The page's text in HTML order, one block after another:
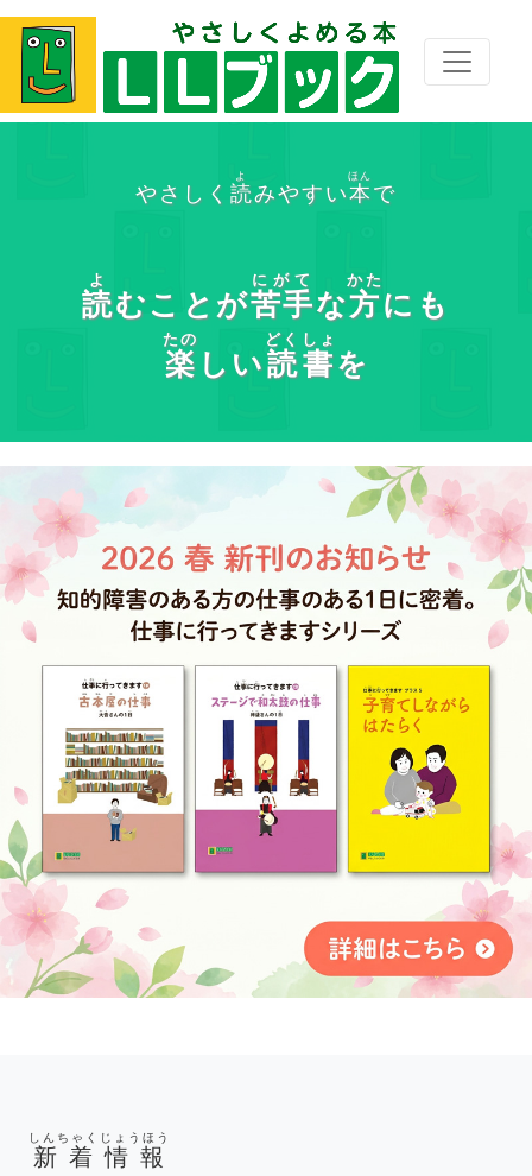
やさしく 読
よ
みやすい本
ほん
で
読
よ
むことが苦手
にがて
な方
かた
にも
楽
たの
しい読書
どくしょ
を
新着情報
しんちゃくじょうほう